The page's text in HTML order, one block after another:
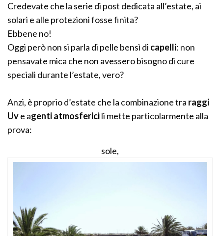
Credevate che la serie di post dedicata all’estate, ai
solari e alle protezioni fosse finita?
Ebbene no!
Oggi però non si parla di pelle bensì di capelli: non
pensavate mica che non avessero bisogno di cure
speciali durante l’estate, vero?
Anzi, è proprio d’estate che la combinazione tra raggi
Uve agenti atmosfericili mette particolarmente alla
prova:
sole,